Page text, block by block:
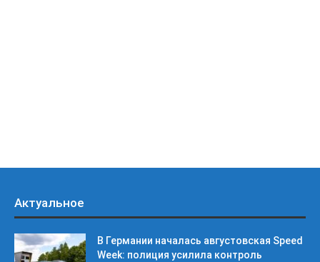
Актуальное
В Германии началась августовская Speed
Week: полиция усилила контроль